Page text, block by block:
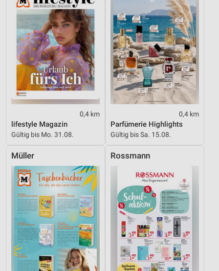
0,4 km
lifestyle Magazin
Gültig bis Mo. 31.08.
0,4 km
Parfümerie Highlights
Gültig bis Sa. 15.08.
Müller Rossmann
Entwicklung und Verbesserung der Angebote
Verwendung reduzierter Daten zur Auswahl von
Inhalten
IAB-Besonderheiten:
Verwendung genauer Standortdaten
Geräte anhand von aktiv angeforderten
Informationen identifizieren
Nicht-IAB-Verarbeitungszwecke:
Notwendig
Funktional